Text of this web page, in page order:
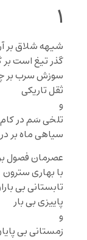
۱
شیهه شلاق بر
گذر تیغ است بر
سوزش سرب بر
ثقل تاریکی
و
تلخی سَم در کام
سیاهی ماه‌ بر
عصرمان فصول
با بهاری سترون
تابستانی بی
پاییزی بی بار
و
زمستانی بی